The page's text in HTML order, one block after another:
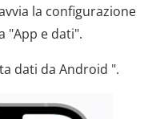
la configurazione
"App e dati".
dati da Android ".